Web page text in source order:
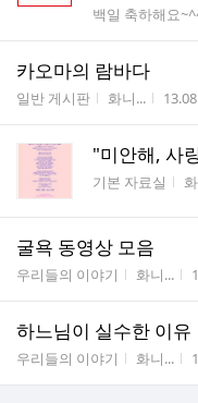
게시판명
백일 축하해요
카오마의 람바다
게시판명
일반 게시판 작성자
화니... 작성
"미안해, 사
게시판명
기본 자료실
굴욕 동영상 모음
게시판명
우리들의 이야기 작성자
화니...
하느님이 실수한 이유
게시판명
우리들의 이야기 작성자
화니...